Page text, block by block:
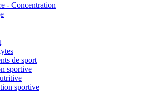
- Concentration
de sport
sportive
sportive